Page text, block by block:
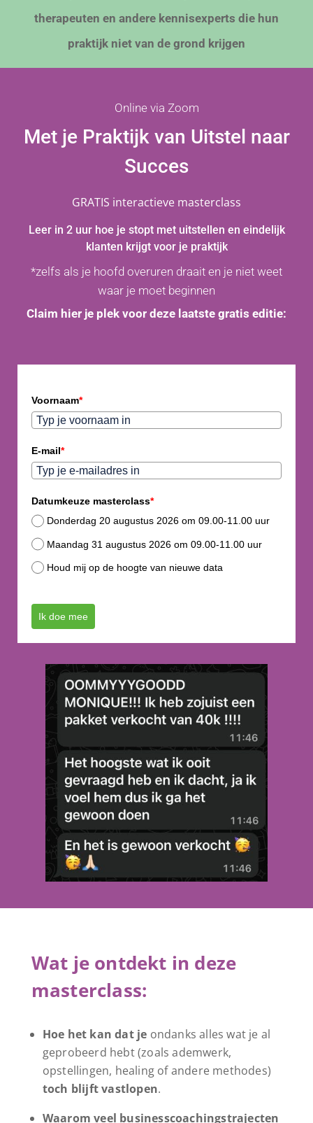
therapeuten en andere kennisexperts die hun
praktijk niet van de grond krijgen
Online via Zoom
Met je Praktijk van Uitstel naar
Succes
GRATIS interactieve masterclass
Leer in 2 uur hoe je stopt met uitstellen en eindelijk
klanten krijgt voor je praktijk
*zelfs als je hoofd overuren draait en je niet weet
waar je moet beginnen
Claim hier je plek voor deze laatste gratis editie:
Voornaam*
E-mail*
Datumkeuze masterclass*
Donderdag 20 augustus 2026 om 09.00-11.00 uur
Maandag 31 augustus 2026 om 09.00-11.00 uur
Houd mij op de hoogte van nieuwe data
Ik doe mee
Wat je ontdekt in deze
masterclass:
Hoe het kan dat je ondanks alles wat je al
geprobeerd hebt (zoals ademwerk,
opstellingen, healing of andere methodes)
toch blijft vastlopen.
Waarom veel businesscoachingstrajecten